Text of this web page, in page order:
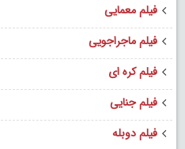
فیلم معمایی
فیلم ماجراجویی
فیلم کره ای
فیلم جنایی
فیلم دوبله